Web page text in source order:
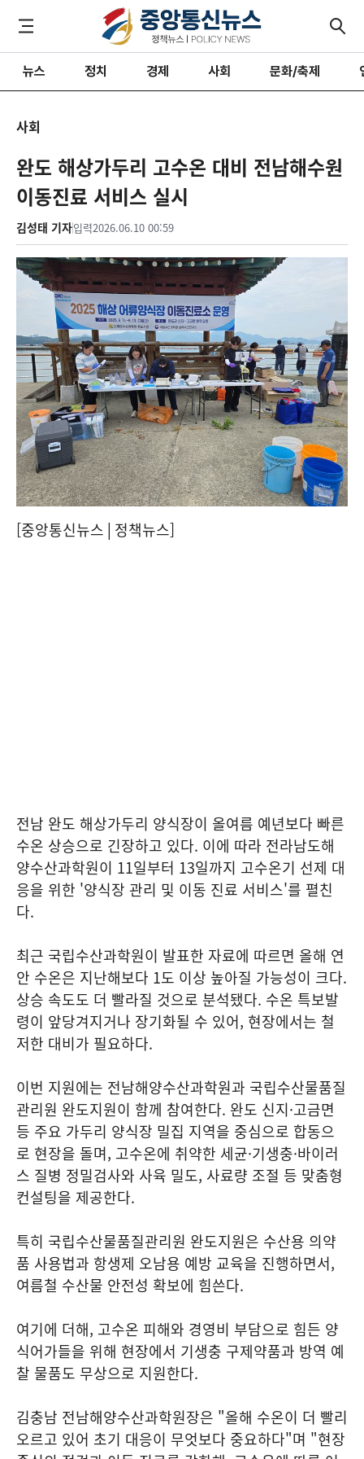
뉴스 정치 경제 사회 문화/축제
사회
완도 해상가두리 고수온 대비 전남해수원
이동진료 서비스 실시
김성태 기자입력2026.06.10 00:59
[중앙통신뉴스│정책뉴스]
전남 완도 해상가두리 양식장이 올여름 예년보다 빠른
수온 상승으로 긴장하고 있다. 이에 따라 전라남도해
양수산과학원이 11일부터 13일까지 고수온기 선제 대
응을 위한 '양식장 관리 및 이동 진료 서비스'를 펼친
다.
최근 국립수산과학원이 발표한 자료에 따르면 올해 연
안 수온은 지난해보다 1도 이상 높아질 가능성이 크다.
상승 속도도 더 빨라질 것으로 분석됐다. 수온 특보발
령이 앞당겨지거나 장기화될 수 있어, 현장에서는 철
저한 대비가 필요하다.
이번 지원에는 전남해양수산과학원과 국립수산물품질
관리원 완도지원이 함께 참여한다. 완도 신지·고금면
등 주요 가두리 양식장 밀집 지역을 중심으로 합동으
로 현장을 돌며, 고수온에 취약한 세균·기생충·바이러
스 질병 정밀검사와 사육 밀도, 사료량 조절 등 맞춤형
컨설팅을 제공한다.
특히 국립수산물품질관리원 완도지원은 수산용 의약
품 사용법과 항생제 오남용 예방 교육을 진행하면서,
여름철 수산물 안전성 확보에 힘쓴다.
여기에 더해, 고수온 피해와 경영비 부담으로 힘든 양
식어가들을 위해 현장에서 기생충 구제약품과 방역 예
찰 물품도 무상으로 지원한다.
김충남 전남해양수산과학원장은 "올해 수온이 더 빨리
오르고 있어 초기 대응이 무엇보다 중요하다"며 "현장